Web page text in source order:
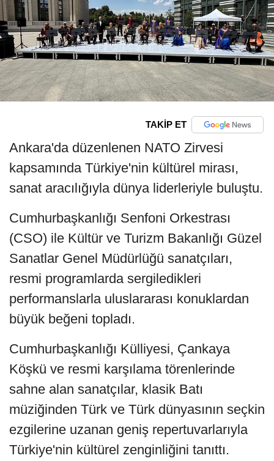
TAKİP ET
Ankara'da düzenlenen NATO Zirvesi
kapsamında Türkiye'nin kültürel mirası,
sanat aracılığıyla dünya liderleriyle buluştu.
Cumhurbaşkanlığı Senfoni Orkestrası
(CSO) ile Kültür ve Turizm Bakanlığı Güzel
Sanatlar Genel Müdürlüğü sanatçıları,
resmi programlarda sergiledikleri
performanslarla uluslararası konuklardan
büyük beğeni topladı.
Cumhurbaşkanlığı Külliyesi, Çankaya
Köşkü ve resmi karşılama törenlerinde
sahne alan sanatçılar, klasik Batı
müziğinden Türk ve Türk dünyasının seçkin
ezgilerine uzanan geniş repertuvarlarıyla
Türkiye'nin kültürel zenginliğini tanıttı.